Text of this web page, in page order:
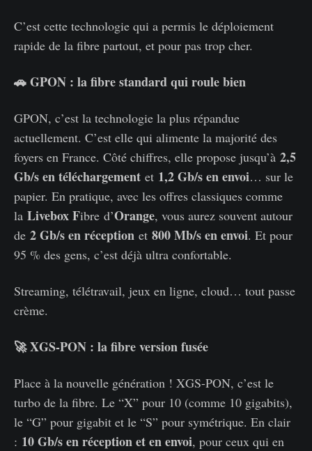
C’est cette technologie qui a permis le déploiement
rapide de la fibre partout, et pour pas trop cher.
🚗 GPON : la fibre standard qui roule bien
GPON, c’est la technologie la plus répandue
actuellement. C’est elle qui alimente la majorité des
foyers en France. Côté chiffres, elle propose jusqu’à 2,5
Gb/s en téléchargement et 1,2 Gb/s en envoi… sur le
papier. En pratique, avec les offres classiques comme
la Livebox Fibre d’Orange, vous aurez souvent autour
de 2 Gb/s en réception et 800 Mb/s en envoi. Et pour
95 % des gens, c’est déjà ultra confortable.
Streaming, télétravail, jeux en ligne, cloud… tout passe
crème.
🚀 XGS-PON : la fibre version fusée
Place à la nouvelle génération ! XGS-PON, c’est le
turbo de la fibre. Le “X” pour 10 (comme 10 gigabits),
le “G” pour gigabit et le “S” pour symétrique. En clair
: 10 Gb/s en réception et en envoi, pour ceux qui en